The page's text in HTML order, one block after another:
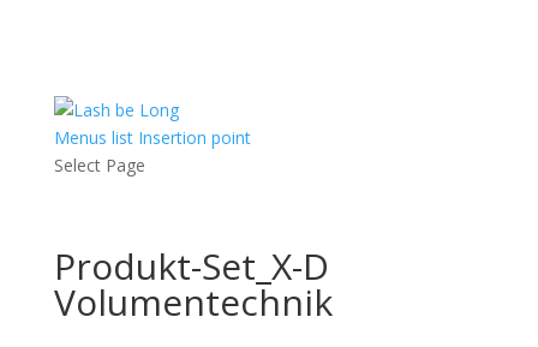
Menus list Insertion point
Select Page
Produkt-Set_X-D
Volumentechnik